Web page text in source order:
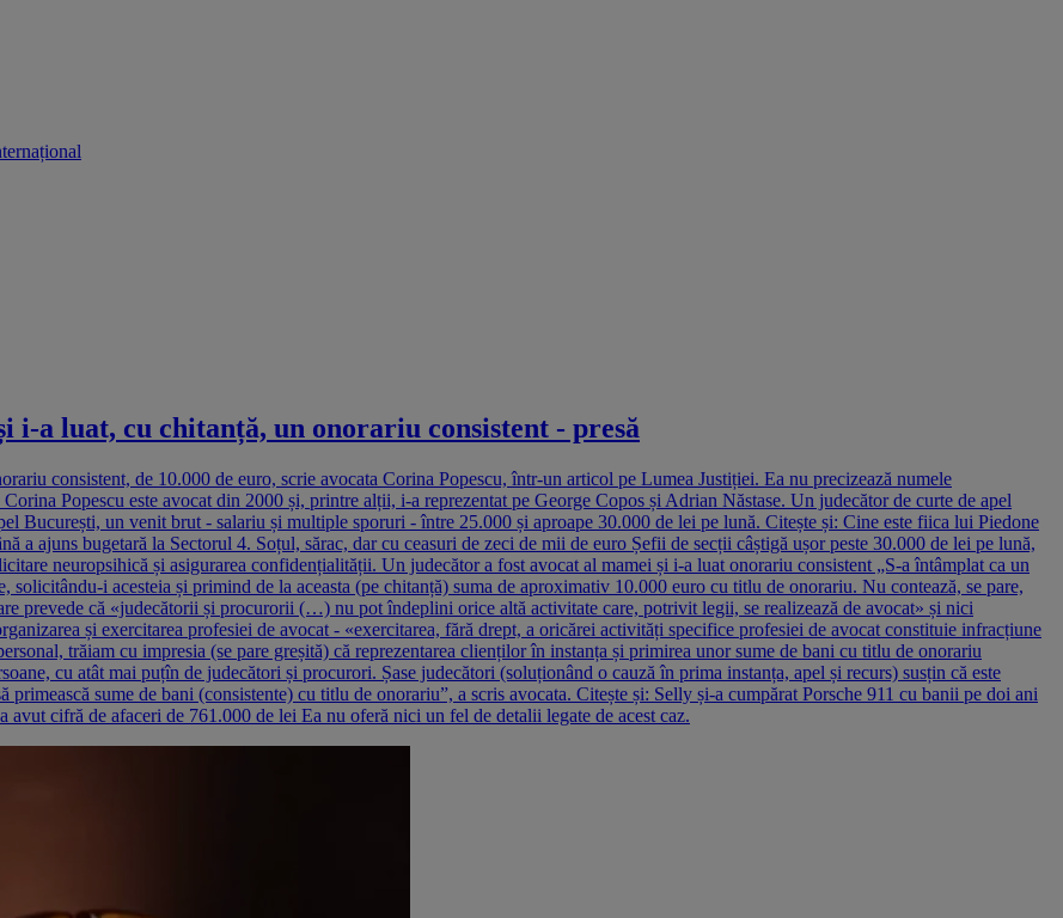
i-a luat, cu chitanță, un onorariu consistent - presă
consistent, de 10.000 de euro, scrie avocata Corina Popescu, într-un articol pe Lumea Justiției. Ea nu precizează numele
Popescu este avocat din 2000 și, printre alții, i-a reprezentat pe George Copos și Adrian Năstase. Un judecător de curte de apel
București, un venit brut - salariu și multiple sporuri - între 25.000 și aproape 30.000 de lei pe lună. Citește și: Cine este fiica lui Piedone
a ajuns bugetară la Sectorul 4. Soțul, sărac, dar cu ceasuri de zeci de mii de euro Șefii de secții câștigă ușor peste 30.000 de lei pe lună,
neuropsihică și asigurarea confidențialității. Un judecător a fost avocat al mamei și i-a luat onorariu consistent „S-a întâmplat ca un
solicitându-i acesteia și primind de la aceasta (pe chitanță) suma de aproximativ 10.000 euro cu titlu de onorariu. Nu contează, se pare,
prevede că «judecătorii și procurorii (…) nu pot îndeplini orice altă activitate care, potrivit legii, se realizează de avocat» și nici
și exercitarea profesiei de avocat - «exercitarea, fără drept, a oricărei activități specifice profesiei de avocat constituie infracțiune
trăiam cu impresia (se pare greșită) că reprezentarea clienților în instanța și primirea unor sume de bani cu titlu de onorariu
cu atât mai puțîn de judecători și procurori. Șase judecători (soluționând o cauză în prima instanța, apel și recurs) susțin că este
sume de bani (consistente) cu titlu de onorariu”, a scris avocata. Citește și: Selly și-a cumpărat Porsche 911 cu banii pe doi ani
cifră de afaceri de 761.000 de lei Ea nu oferă nici un fel de detalii legate de acest caz.